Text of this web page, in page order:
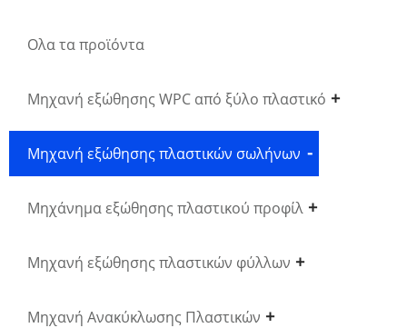
Ολα τα προϊόντα
Μηχανή εξώθησης WPC από ξύλο πλαστικό
Μηχανή εξώθησης πλαστικών σωλήνων
Μηχάνημα εξώθησης πλαστικού προφίλ
Μηχανή εξώθησης πλαστικών φύλλων
Μηχανή Ανακύκλωσης Πλαστικών